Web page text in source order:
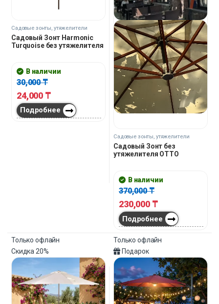
Садовые зонты, утяжелители
Садовый Зонт Harmonic
Turquoise без утяжелителя
В наличии
30,000₸
24,000 ₸
Подробнее
Садовые зонты, утяжелители
Садовый Зонт без
утяжелителя OTTO
В наличии
370,000₸
230,000 ₸
Подробнее
Только офлайн
Скидка 20%
Только офлайн
Подарок